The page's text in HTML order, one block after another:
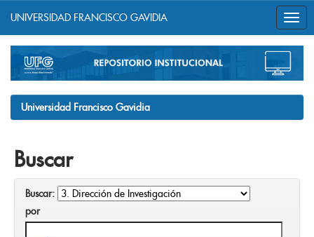
navigation
UNIVERSIDAD FRANCISCO GAVIDIA
Universidad Francisco Gavidia
Buscar
Buscar:
por